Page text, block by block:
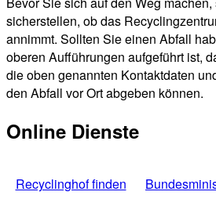
sicherstellen, ob das
annimmt. Sollten Sie einen Abfall
oberen Aufführungen aufgeführt ist,
die oben genannten Kontaktdaten
den Abfall vor Ort abgeben können.
Online Dienste
Recyclinghof finden